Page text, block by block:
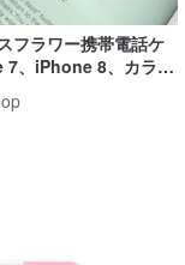
フラワー携帯電話ケ
7、iPhone 8、カラー